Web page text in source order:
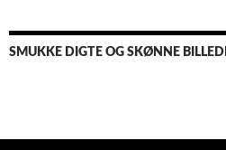
SMUKKE DIGTE OG SKØNNE